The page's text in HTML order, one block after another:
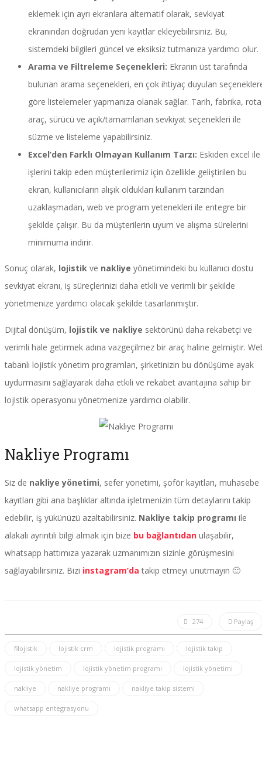
eklemek için ayrı ekranlara alternatif olarak, sevkiyat
ekranından doğrudan yeni kayıtlar ekleyebilirsiniz. Bu,
sistemdeki bilgileri güncel ve eksiksiz tutmanıza yardımcı olur.
Arama ve Filtreleme Seçenekleri: Ekranın üst tarafında
bulunan arama seçenekleri, en çok ihtiyaç duyulan
göre listelemeler yapmanıza olanak sağlar. Tarih, fabrika,
araç, sürücü ve açık/tamamlanan sevkiyat seçenekleri ile
süzme ve listeleme yapabilirsiniz.
Excel’den Farklı Olmayan Kullanım Tarzı: Eskiden excel ile
işlerini takip eden müşterilerimiz için özellikle geliştirilen bu
ekran, kullanıcıların alışık oldukları kullanım tarzından
uzaklaşmadan, web ve program yetenekleri ile entegre bir
şekilde çalışır. Bu da müşterilerin uyum ve alışma sürelerini
minimuma indirir.
Sonuç olarak, lojistik ve nakliye yönetimindeki bu kullanıcı dostu
sevkiyat ekranı, iş süreçlerinizi daha etkili ve verimli bir şekilde
yönetmenize yardımcı olacak şekilde tasarlanmıştır.
Dijital dönüşüm, lojistik ve nakliye sektörünü daha rekabetçi ve
verimli hale getirmek adına vazgeçilmez bir araç haline gelmiştir.
tabanlı lojistik yönetim programları, şirketinizin bu dönüşüme ayak
uydurmasını sağlayarak daha etkili ve rekabet avantajına sahip bir
lojistik operasyonu yönetmenize yardımcı olabilir.
Nakliye Programı
Siz de nakliye yönetimi, sefer yönetimi, şoför kayıtları, muhasebe
kayıtları gibi ana başlıklar altında işletmenizin tüm detaylarını takip
edebilir, iş yükünüzü azaltabilirsiniz. Nakliye takip programı ile
alakalı ayrıntılı bilgi almak için bize bu bağlantıdan ulaşabilir,
whatsapp hattımıza yazarak uzmanımızın sizinle görüşmesini
sağlayabilirsiniz. Bizi instagram’da takip etmeyi unutmayın 🙂
274 Paylaş
filojistik lojistik crm lojistik programı lojistik takip
lojistik yönetim lojistik yönetim programı lojistik yönetimi
nakliye nakliye programı nakliye takip sistemi
whatsapp entegrasyonu